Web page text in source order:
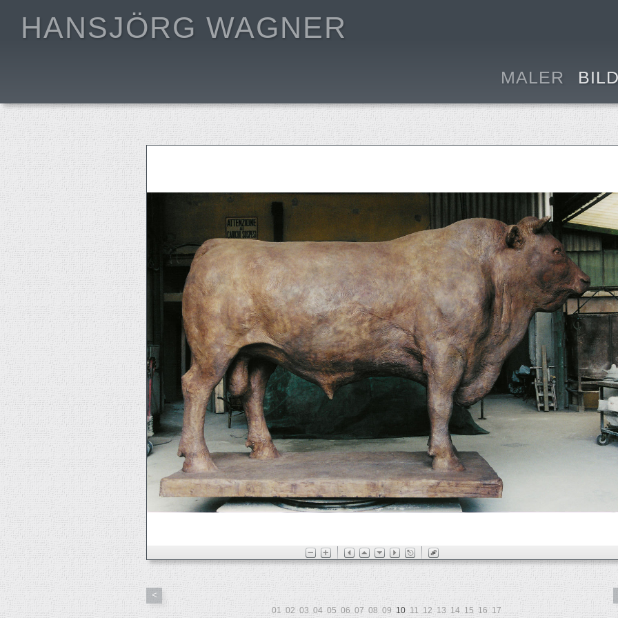
HANSJÖRG WAGNER
MALER
<
01 02 03 04 05 06 07 08 09 10 11 12 13 14 15 16 17